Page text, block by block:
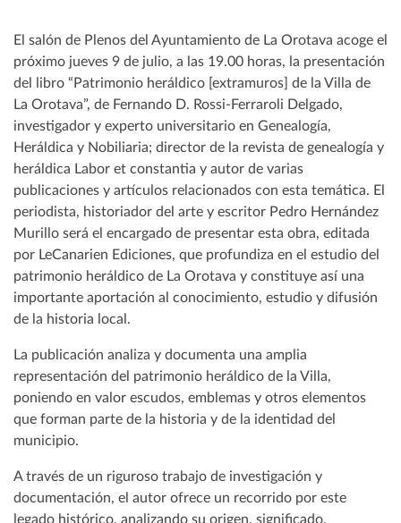
El salón de Plenos del Ayuntamiento de La Orotava acoge el
próximo jueves 9 de julio, a las 19.00 horas, la presentación
del libro “Patrimonio heráldico [extramuros] de la Villa de
La Orotava”, de Fernando D. Rossi-Ferraroli Delgado,
investigador y experto universitario en Genealogía,
Heráldica y Nobiliaria; director de la revista de genealogía y
heráldica Labor et constantia y autor de varias
publicaciones y artículos relacionados con esta temática. El
periodista, historiador del arte y escritor Pedro Hernández
Murillo será el encargado de presentar esta obra, editada
por LeCanarien Ediciones, que profundiza en el estudio del
patrimonio heráldico de La Orotava y constituye así una
importante aportación al conocimiento, estudio y difusión
de la historia local.
La publicación analiza y documenta una amplia
representación del patrimonio heráldico de la Villa,
poniendo en valor escudos, emblemas y otros elementos
que forman parte de la historia y de la identidad del
municipio.
A través de un riguroso trabajo de investigación y
documentación, el autor ofrece un recorrido por este
legado histórico, analizando su origen, significado,